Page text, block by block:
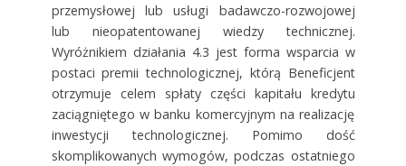
przemysłowej lub usługi badawczo-rozwojowej
lub nieopatentowanej wiedzy technicznej.
Wyróżnikiem działania 4.3 jest forma wsparcia w
postaci premii technologicznej, którą Beneficjent
otrzymuje celem spłaty części kapitału kredytu
zaciągniętego w banku komercyjnym na realizację
inwestycji technologicznej. Pomimo dość
skomplikowanych wymogów, podczas ostatniego